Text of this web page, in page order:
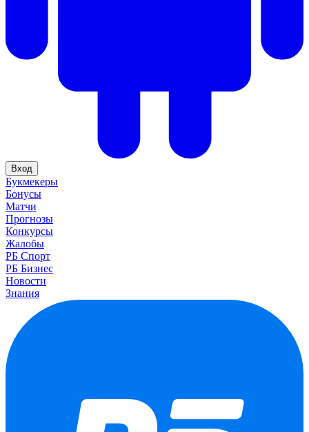
Вход
Букмекеры
Бонусы
Матчи
Прогнозы
Конкурсы
Жалобы
РБ Спорт
РБ Бизнес
Новости
Знания